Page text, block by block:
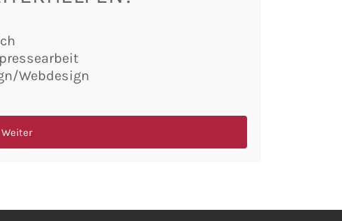
Webdesign
Weiter